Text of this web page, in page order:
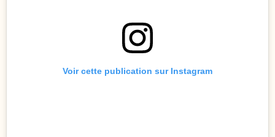
Voir cette publication sur Instagram